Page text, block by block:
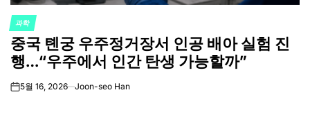
POSTED
IN
과학
중국 톈궁 우주정거장서 인공 배아 실험 진
행…“우주에서 인간 탄생 가능할까”
on5월 16, 2026 Joon-seo Han